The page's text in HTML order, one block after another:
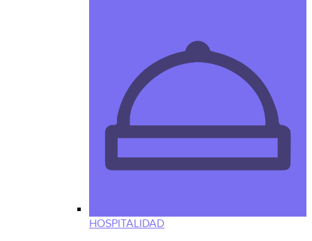
HOSPITALIDAD